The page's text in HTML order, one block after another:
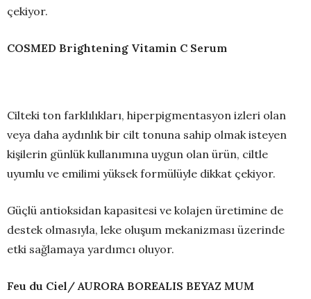
çekiyor.
COSMED Brightening Vitamin C Serum
Cilteki ton farklılıkları, hiperpigmentasyon izleri olan
veya daha aydınlık bir cilt tonuna sahip olmak isteyen
kişilerin günlük kullanımına uygun olan ürün, ciltle
uyumlu ve emilimi yüksek formülüyle dikkat çekiyor.
Güçlü antioksidan kapasitesi ve kolajen üretimine de
destek olmasıyla, leke oluşum mekanizması üzerinde
etki sağlamaya yardımcı oluyor.
Feu du Ciel/ AURORA BOREALIS BEYAZ MUM